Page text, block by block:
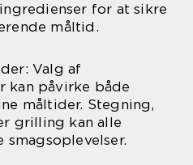
for at sikre
måltid.
Valg af
kan påvirke både
måltider. Stegning,
grilling kan alle